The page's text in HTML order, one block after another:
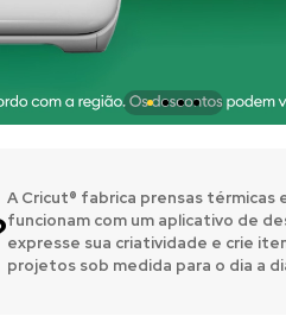
A Cricut® fabrica prensas
funcionam com um aplicativo de
expresse sua criatividade e crie
projetos sob medida para o dia a